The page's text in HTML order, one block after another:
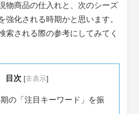
物商品の仕入れと、次のシーズ
強化される時期かと思います。
索される際の参考にしてみてく
目次 [非表示]
の「注目キーワード」を振